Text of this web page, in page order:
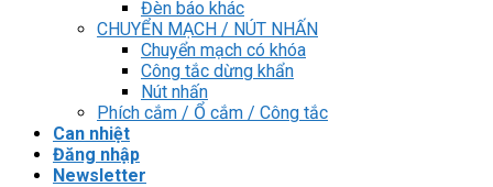
Đèn báo khác
CHUYỂN MẠCH / NÚT NHẤN
Chuyển mạch có khóa
Công tắc dừng khẩn
Nút nhấn
Phích cắm / Ổ cắm / Công tắc
Can nhiệt
Đăng nhập
Newsletter